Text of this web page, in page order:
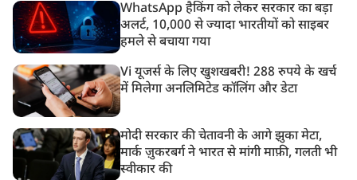
WhatsApp हैकिंग को लेकर सरकार का बड़ा
अलर्ट, 10,000 से ज्यादा भारतीयों को साइबर
हमले से बचाया गया
Vi यूजर्स के लिए खुशखबरी! 288 रुपये के खर्च
में मिलेगा अनलिमिटेड कॉलिंग और डेटा
मोदी सरकार की चेतावनी के आगे झुका मेटा,
मार्क ज़ुकरबर्ग ने भारत से मांगी माफ़ी, गलती भी
स्वीकार की